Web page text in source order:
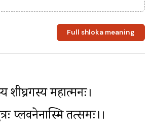
Full shloka meaning
शीघ्रगस्य महात्मनः।
प्लवनेनास्मि तत्समः।।